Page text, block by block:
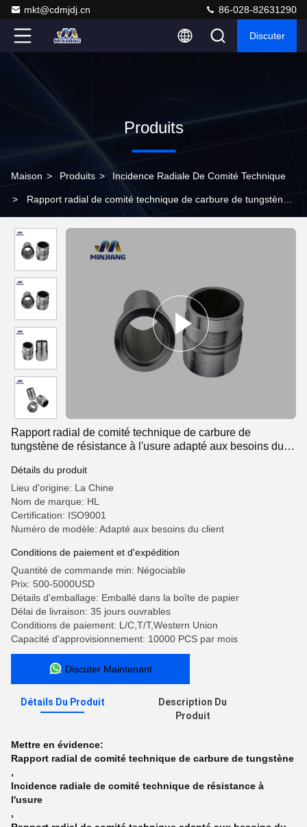
mkt@cdmjdj.cn 86-028-82631290
Discuter
Produits
Maison > Produits > Incidence Radiale De Comité Technique
> Rapport radial de comité technique de carbure de tungstène
Rapport radial de comité technique de carbure de
tungstène de résistance à l'usure adapté aux besoins du
Détails du produit
Lieu d'origine: La Chine
Nom de marque: HL
Certification: ISO9001
Numéro de modèle: Adapté aux besoins du client
Conditions de paiement et d'expédition
Quantité de commande min: Négociable
Prix: 500-5000USD
Détails d'emballage: Emballé dans la boîte de papier
Délai de livraison: 35 jours ouvrables
Conditions de paiement: L/C,T/T,Western Union
Capacité d'approvisionnement: 10000 PCS par mois
Discuter Maintenant
Détails Du Produit
Description Du
Produit
Mettre en évidence:
Rapport radial de comité technique de carbure de tungstène
,
Incidence radiale de comité technique de résistance à
l'usure
,